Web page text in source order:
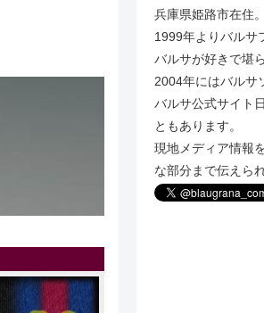
兵庫県姫路市在住
1999年よりバルサ
バルサが好きで堪
2004年にはバルサ
バルサ公式サイト
ともあります。
現地メディア情報
な部分まで伝えら